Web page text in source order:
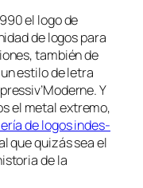
el lo­go de
de lo­gos pa­ra
tam­bién de
es­ti­lo de le­tra
Y
el me­tal ex­tre­mo,
de lo­gos in­des­
que qui­zás sea el
de la